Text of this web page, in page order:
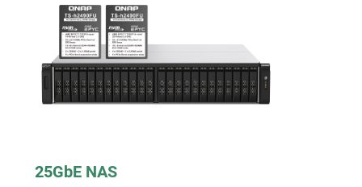
25GbE NAS